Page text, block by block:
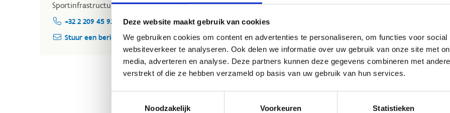
Deze website maakt gebruik van cookies
We gebruiken cookies om content en advertenties te personaliseren, om functies voor
websiteverkeer te analyseren. Ook delen we informatie over uw gebruik van onze site met
media, adverteren en analyse. Deze partners kunnen deze gegevens combineren met
verstrekt of die ze hebben verzameld op basis van uw gebruik van hun services.
Noodzakelijk
Voorkeuren Statistieken
Sportinfrastructuur
+32 2 209 45 92
Stuur een bericht
Sportinfrastructuur
+32 2 209 45 94
Stuur een bericht